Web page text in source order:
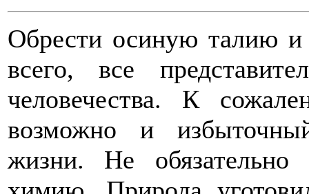
Обрести осиную талию и
всего, все
человечества. К
возможно и
жизни. Не